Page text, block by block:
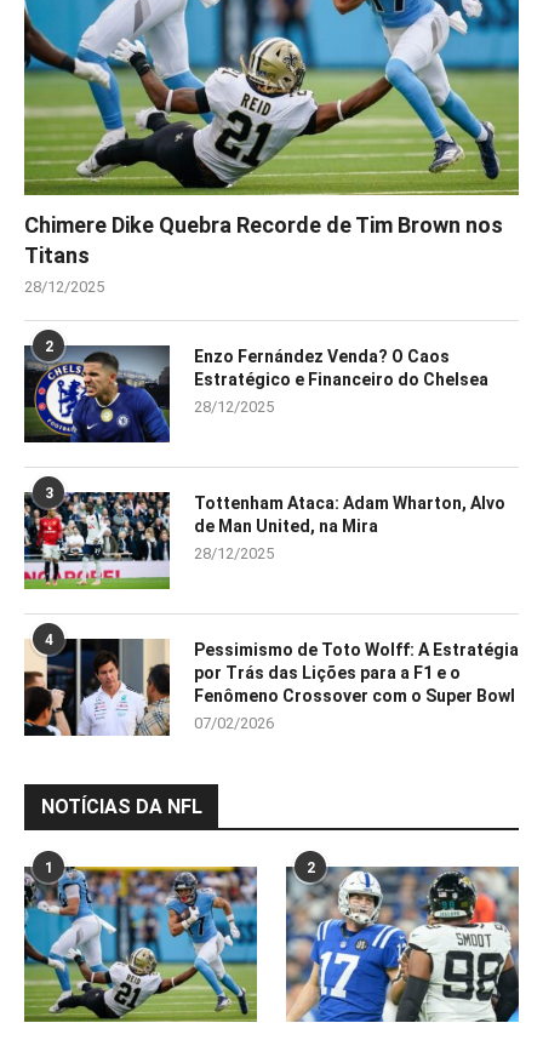
Chimere Dike Quebra Recorde de Tim Brown nos
Titans
28/12/2025
2
Enzo Fernández Venda? O Caos
Estratégico e Financeiro do Chelsea
28/12/2025
3
Tottenham Ataca: Adam Wharton, Alvo
de Man United, na Mira
28/12/2025
4
Pessimismo de Toto Wolff: A Estratégia
por Trás das Lições para a F1 e o
Fenômeno Crossover com o Super Bowl
07/02/2026
NOTÍCIAS DA NFL
1 2